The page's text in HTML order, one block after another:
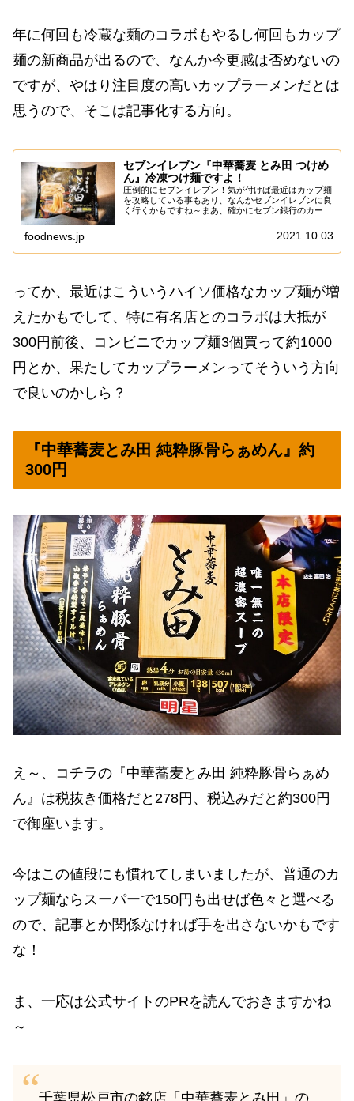
年に何回も冷蔵な麺のコラボもやるし何回もカップ
麺の新商品が出るので、なんか今更感は否めないの
ですが、やはり注目度の高いカップラーメンだとは
思うので、そこは記事化する方向。
セブンイレブン『中華蕎麦 とみ田 つけめ
ん』冷凍つけ麺ですよ！
圧倒的にセブンイレブン！気が付けば最近はカップ麺
を攻略している事もあり、なんかセブンイレブンに良
く行くかもですね～まあ、確かにセブン銀行のカード
りますし？そして！確か前に食べた事があるセブン
foodnews.jp 2021.10.03
ってか、最近はこういうハイソ価格なカップ麺が増
えたかもでして、特に有名店とのコラボは大抵が
300円前後、コンビニでカップ麺3個買って約1000
円とか、果たしてカップラーメンってそういう方向
で良いのかしら？
『中華蕎麦とみ田 純粋豚骨らぁめん』約
300円
え～、コチラの『中華蕎麦とみ田 純粋豚骨らぁめ
ん』は税抜き価格だと278円、税込みだと約300円
で御座います。
今はこの値段にも慣れてしまいましたが、普通のカ
ップ麺ならスーパーで150円も出せば色々と選べる
ので、記事とか関係なければ手を出さないかもです
な！
ま、一応は公式サイトのPRを読んでおきますかね
～